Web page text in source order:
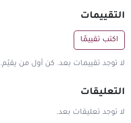
التقييمات
اكتب تقييمًا
لا توجد تقييمات بعد. كن أول من يقيّم.
التعليقات
لا توجد تعليقات بعد.